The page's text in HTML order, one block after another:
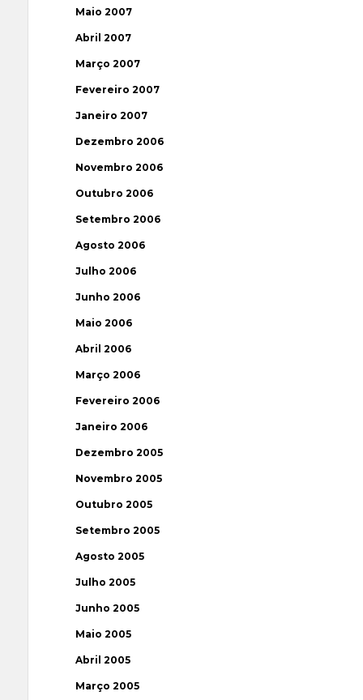
Maio 2007
Abril 2007
Março 2007
Fevereiro 2007
Janeiro 2007
Dezembro 2006
Novembro 2006
Outubro 2006
Setembro 2006
Agosto 2006
Julho 2006
Junho 2006
Maio 2006
Abril 2006
Março 2006
Fevereiro 2006
Janeiro 2006
Dezembro 2005
Novembro 2005
Outubro 2005
Setembro 2005
Agosto 2005
Julho 2005
Junho 2005
Maio 2005
Abril 2005
Março 2005